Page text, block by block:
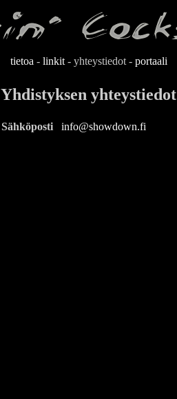
tietoa - linkit- yhteystiedot - portaali
Yhdistyksen yhteystiedot
Sähköposti info@showdown.fi